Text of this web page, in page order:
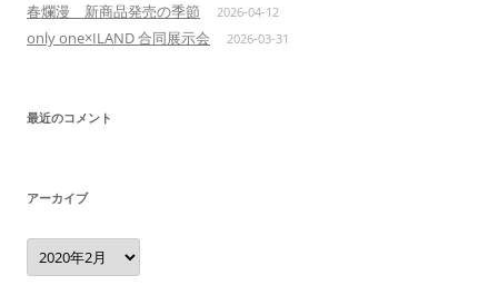
春爛漫 新商品発売の季節 2026-04-12
only one×ILAND 合同展示会 2026-03-31
最近のコメント
アーカイブ
ア
ー
カ